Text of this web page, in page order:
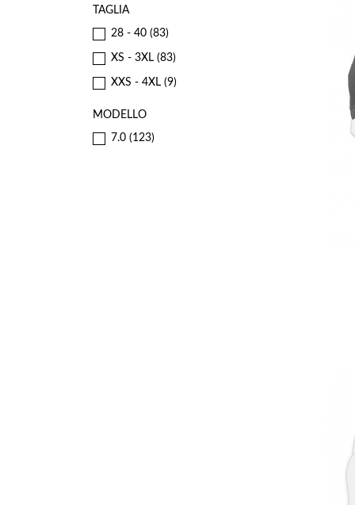
TAGLIA
28 - 40 (83)
XS - 3XL (83)
XXS - 4XL (9)
MODELLO
7.0 (123)